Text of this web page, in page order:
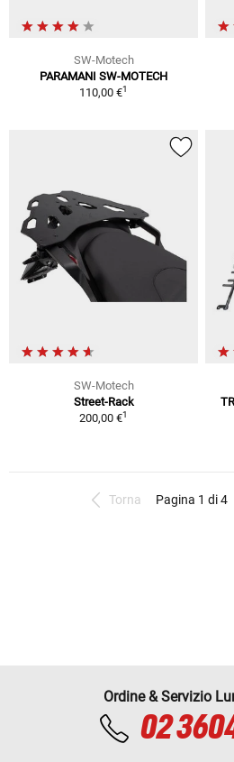
SW-Motech
PARAMANI SW-MOTECH
110,00 €1
SW-Motech
Street-Rack
200,00 €1
Torna Pagina 1 di 4
Ordine & Servizio
02